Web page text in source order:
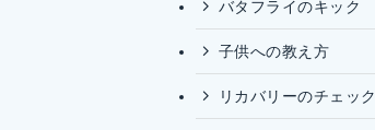
バタフライのキック
子供への教え方
リカバリーのチェック